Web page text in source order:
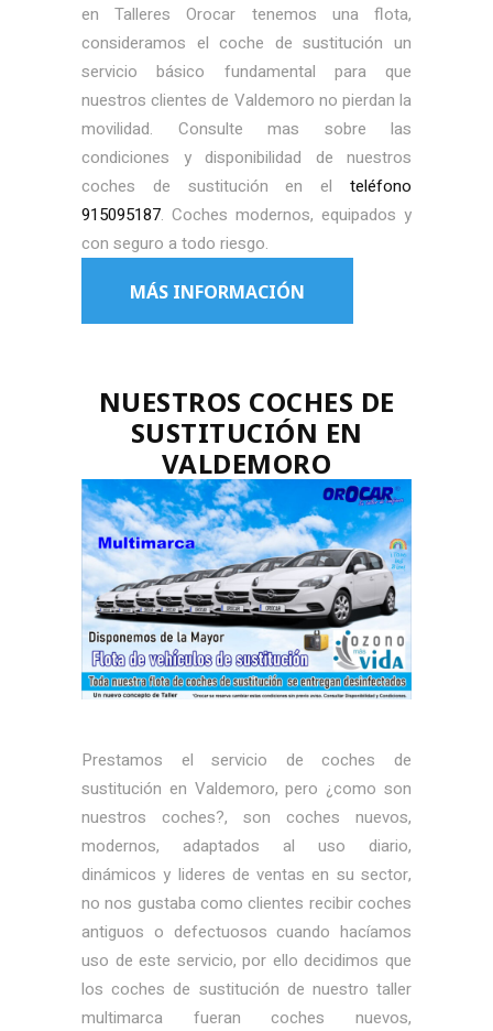
en Talleres Orocar tenemos una flota,
consideramos el coche de sustitución un
servicio básico fundamental para que
nuestros clientes de Valdemoro no pierdan la
movilidad. Consulte mas sobre las
condiciones y disponibilidad de nuestros
coches de sustitución en el teléfono
915095187. Coches modernos, equipados y
con seguro a todo riesgo.
MÁS INFORMACIÓN
NUESTROS COCHES DE
SUSTITUCIÓN EN
VALDEMORO
Prestamos el servicio de coches de
sustitución en Valdemoro, pero ¿como son
nuestros coches?, son coches nuevos,
modernos, adaptados al uso diario,
dinámicos y lideres de ventas en su sector,
no nos gustaba como clientes recibir coches
antiguos o defectuosos cuando hacíamos
uso de este servicio, por ello decidimos que
los coches de sustitución de nuestro taller
multimarca fueran coches nuevos,